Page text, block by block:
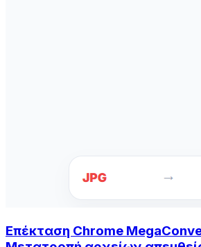
Επέκταση Chrome